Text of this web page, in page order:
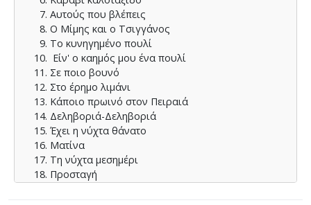
Αυτούς που βλέπεις
Ο Μίμης και ο Τσιγγάνος
Το κυνηγημένο πουλί
Είν' ο καημός μου ένα πουλί
Σε ποιο βουνό
Στο έρημο λιμάνι
Κάποιο πρωινό στον Πειραιά
Δεληβοριά-Δεληβοριά
Έχει η νύχτα θάνατο
Ματίνα
Τη νύχτα μεσημέρι
Προσταγή